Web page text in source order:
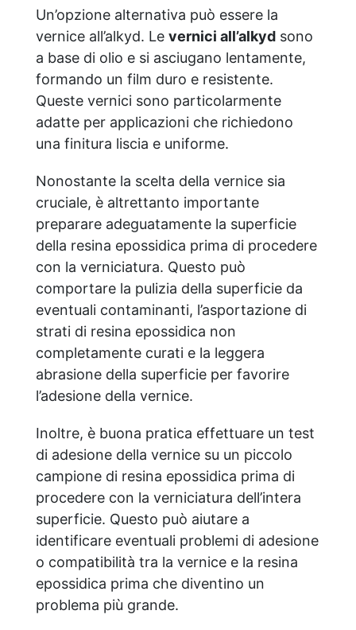
Un’opzione alternativa può essere la
vernice all’alkyd. Le vernici all’alkyd sono
a base di olio e si asciugano lentamente,
formando un film duro e resistente.
Queste vernici sono particolarmente
adatte per applicazioni che richiedono
una finitura liscia e uniforme.
Nonostante la scelta della vernice sia
cruciale, è altrettanto importante
preparare adeguatamente la superficie
della resina epossidica prima di procedere
con la verniciatura. Questo può
comportare la pulizia della superficie da
eventuali contaminanti, l’asportazione di
strati di resina epossidica non
completamente curati e la leggera
abrasione della superficie per favorire
l’adesione della vernice.
Inoltre, è buona pratica effettuare un test
di adesione della vernice su un piccolo
campione di resina epossidica prima di
procedere con la verniciatura dell’intera
superficie. Questo può aiutare a
identificare eventuali problemi di adesione
o compatibilità tra la vernice e la resina
epossidica prima che diventino un
problema più grande.